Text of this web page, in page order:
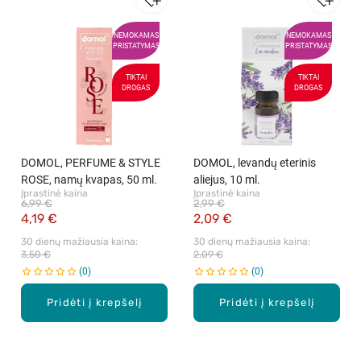
NEMOKAMAS
PRISTATYMAS
TIKTAI
DROGAS
Pridėti į krepšelį
DOMOL, PERFUME & STYLE
ROSE, namų kvapas, 50 ml.
Įprastinė kaina
4,19 €
6,99 €
30 dienų mažiausia kaina:
3,50 €
0
NEMOKAMAS
PRISTATYMAS
TIKTAI
DROGAS
Pridėti į krepšelį
DOMOL, levandų eterinis
aliejus, 10 ml.
Įprastinė kaina
2,09 €
2,99 €
30 dienų mažiausia kaina:
2,09 €
0